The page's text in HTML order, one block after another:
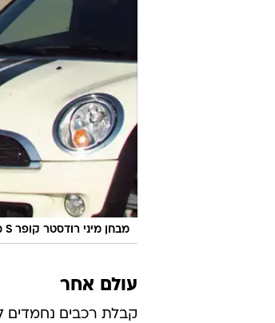
מבחן מיני רודסטר קופר S מול סובארו BRZ של אפרת הופמן
עולם אחר
קבלת רכבים נחמדים